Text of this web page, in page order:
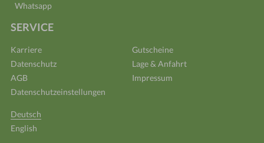
Whatsapp
SERVICE
Karriere
Gutscheine
Datenschutz
Lage & Anfahrt
AGB
Impressum
Datenschutzeinstellungen
Deutsch
English